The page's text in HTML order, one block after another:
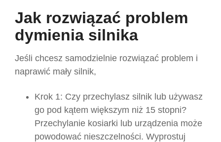
Jak rozwiązać problem
dymienia silnika
Jeśli chcesz samodzielnie rozwiązać problem i
naprawić mały silnik,
Krok 1: Czy przechylasz silnik lub używasz
go pod kątem większym niż 15 stopni?
Przechylanie kosiarki lub urządzenia może
powodować nieszczelności. Wyprostuj